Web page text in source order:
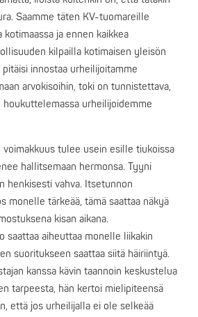
Saamme täten KV-tuomareille
ja ennen kaikkea
kilpailla kotimaisen yleisön
pitäisi innostaa urheilijoitamme
arvokisoihin, toki on tunnistettava,
urheilijoidemme
tulee usein esille tiukoissa
hallitsemaan hermonsa. Tyyni
henkisesti vahva. Itsetunnon
monelle tärkeää, tämä saattaa näkyä
kisan aikana.
saattaa aiheuttaa monelle liikakin
suoritukseen saattaa siitä häiriintyä.
kanssa kävin taannoin keskustelua
tarpeesta, hän kertoi mielipiteensä
että jos urheilijalla ei ole selkeää